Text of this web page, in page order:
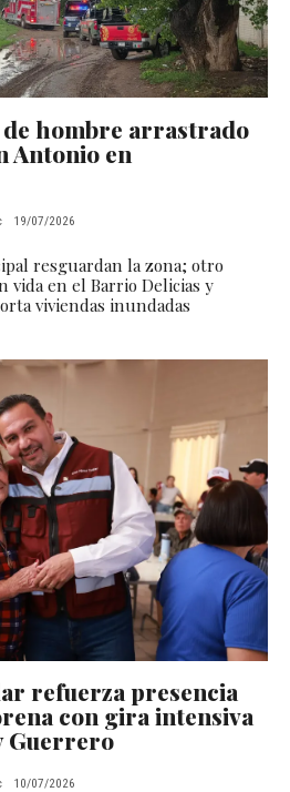
de hombre arrastrado
Antonio en
19/07/2026
resguardan la zona; otro
vida en el Barrio Delicias y
viviendas inundadas
refuerza presencia
con gira intensiva
Guerrero
10/07/2026